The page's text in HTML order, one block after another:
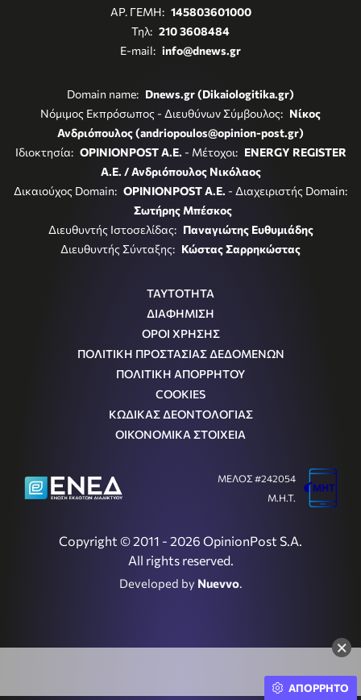
×
ΑΡ. ΓΕΜΗ: 145803601000
Τηλ: 210 3608484
E-mail: info@dnews.gr
Domain name: Dnews.gr (Dikaiologitika.gr)
Νόμιμος Εκπρόσωπος - Διευθύνων Σύμβουλος: Νίκος
Ανδριόπουλος (andriopoulos@opinion-post.gr)
Ιδιοκτησία: OPINIONPOST A.E. - Μέτοχοι: ENERGY REGISTER
Α.Ε. / Ανδριόπουλος Νικόλαος
Δικαιούχος Domain: OPINIONPOST A.E. - Διαχειριστής Domain:
Σωτήρης Μπέσκος
Διευθυντής Ιστοσελίδας: Παναγιώτης Ευθυμιάδης
Διευθυντής Σύνταξης: Κώστας Σαρρηκώστας
ΤΑΥΤΟΤΗΤΑ
ΔΙΑΦΗΜΙΣΗ
ΟΡΟΙ ΧΡΗΣΗΣ
ΠΟΛΙΤΙΚΗ ΠΡΟΣΤΑΣΙΑΣ ΔΕΔΟΜΕΝΩΝ
ΠΟΛΙΤΙΚΗ ΑΠΟΡΡΗΤΟΥ
COOKIES
ΚΩΔΙΚΑΣ ΔΕΟΝΤΟΛΟΓΙΑΣ
ΟΙΚΟΝΟΜΙΚΑ ΣΤΟΙΧΕΙΑ
Copyright © 2011 - 2026 OpinionPost S.A.
All rights reserved.
Developed by Nuevvo.
ΜΕΛΟΣ #242054
Μ.Η.Τ.
ΑΠΟΡΡΗΤΟ